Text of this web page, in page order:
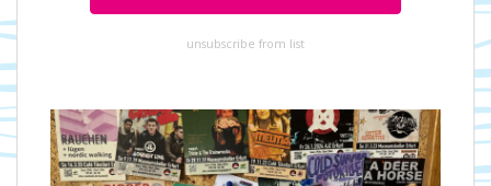
unsubscribe from list